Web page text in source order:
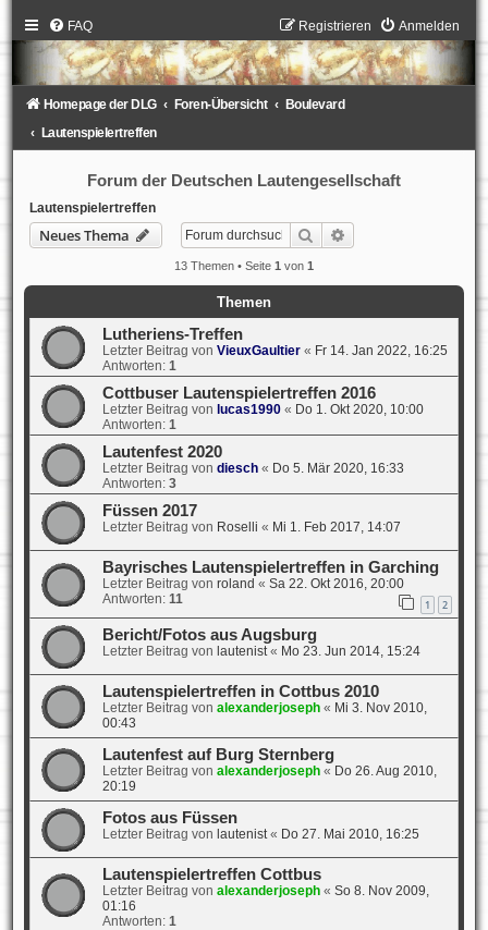
FAQ Anmelden
Registrieren
Homepage der DLG Foren-Übersicht
Boulevard
Lautenspielertreffen
Forum der Deutschen Lautengesellschaft
Lautenspielertreffen
Neues Thema Suche
13 Themen • Seite 1 von 1
Themen
Lutheriens-Treffen
Letzter Beitrag von VieuxGaultier« Fr 14. Jan 2022, 16:25
Antworten: 1
Cottbuser Lautenspielertreffen 2016
Letzter Beitrag von lucas1990« Do 1. Okt 2020, 10:00
Antworten: 1
Lautenfest 2020
Letzter Beitrag von diesch« Do 5. Mär 2020, 16:33
Antworten: 3
Füssen 2017
Letzter Beitrag von Roselli « Mi 1. Feb 2017, 14:07
Bayrisches Lautenspielertreffen in Garching
Letzter Beitrag von roland « Sa 22. Okt 2016, 20:00
Antworten: 11 1 2
Bericht/Fotos aus Augsburg
Letzter Beitrag von lautenist« Mo 23. Jun 2014, 15:24
Lautenspielertreffen in Cottbus 2010
Letzter Beitrag von alexanderjoseph« Mi 3. Nov 2010,
00:43
Lautenfest auf Burg Sternberg
Letzter Beitrag von alexanderjoseph« Do 26. Aug 2010,
20:19
Fotos aus Füssen
Letzter Beitrag von lautenist« Do 27. Mai 2010, 16:25
Lautenspielertreffen Cottbus
Letzter Beitrag von alexanderjoseph« So 8. Nov 2009,
01:16
Antworten: 1